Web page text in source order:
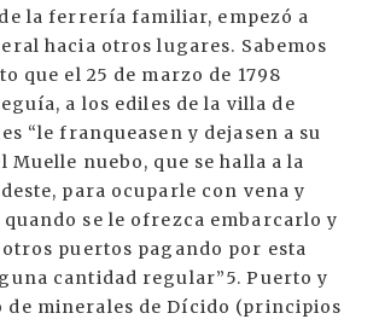
la ferrería familiar, empezó a
hacia otros lugares. Sabemos
que el 25 de marzo de 1798
a los ediles de la villa de
“le franqueasen y dejasen a su
Muelle nuebo, que se halla a la
para ocuparle con vena y
se le ofrezca embarcarlo y
puertos pagando por esta
cantidad regular”5. Puerto y
de minerales de Dícido (principios